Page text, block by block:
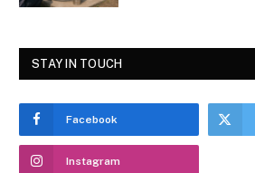
STAY IN TOUCH
Facebook
Instagram